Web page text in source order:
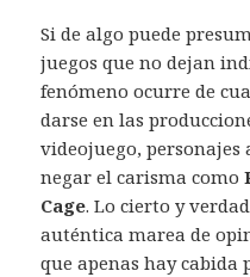
Si de algo puede
juegos que no dejan
fenómeno ocurre de
darse en las
videojuego, personajes
negar el carisma como
Cage. Lo cierto y
auténtica marea de
que apenas hay